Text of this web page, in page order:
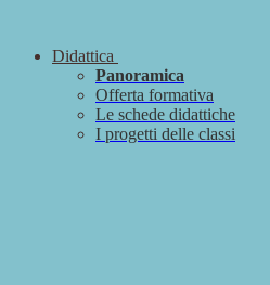
Didattica
Panoramica
Offerta formativa
Le schede didattiche
I progetti delle classi